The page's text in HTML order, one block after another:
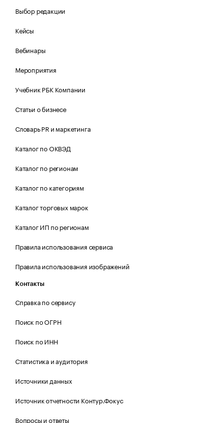
Выбор редакции
Кейсы
Вебинары
Мероприятия
Учебник РБК Компании
Статьи о бизнесе
Словарь PR и маркетинга
Каталог по ОКВЭД
Каталог по регионам
Каталог по категориям
Каталог торговых марок
Каталог ИП по регионам
Правила использования сервиса
Правила использования изображений
Контакты
Справка по сервису
Поиск по ОГРН
Поиск по ИНН
Статистика и аудитория
Источники данных
Источник отчетности Контур.Фокус
Вопросы и ответы